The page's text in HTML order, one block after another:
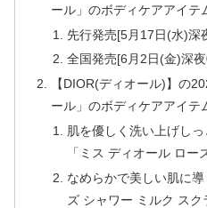
ール」のボディケアアイテ
先行発売[5月17日(水)深
全国発売[6月2日(金)深
【DIOR(ディオール)】の
ール」のボディケアアイテ
肌を優しく洗い上げし
「ミス ディオール ロー
なめらかで美しい肌に
ズ シャワー ミルク スク